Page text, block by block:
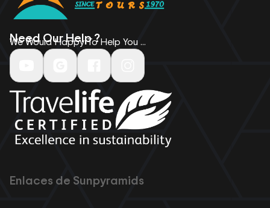
Need Our Help ?
We Would Happy To Help You ...
Enlaces de Sunpyramids